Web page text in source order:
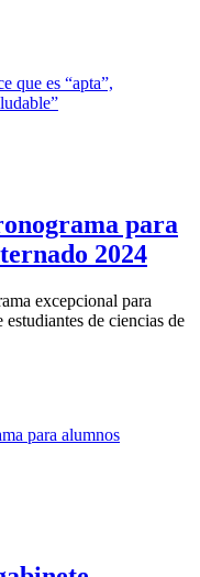
para
2024
excepcional para
de ciencias de